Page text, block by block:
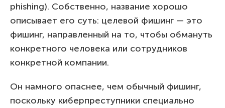
phishing). Собственно, название хорошо
описывает его суть: целевой фишинг — это
фишинг, направленный на то, чтобы обмануть
конкретного человека или сотрудников
конкретной компании.
Он намного опаснее, чем обычный фишинг,
поскольку киберпреступники специально